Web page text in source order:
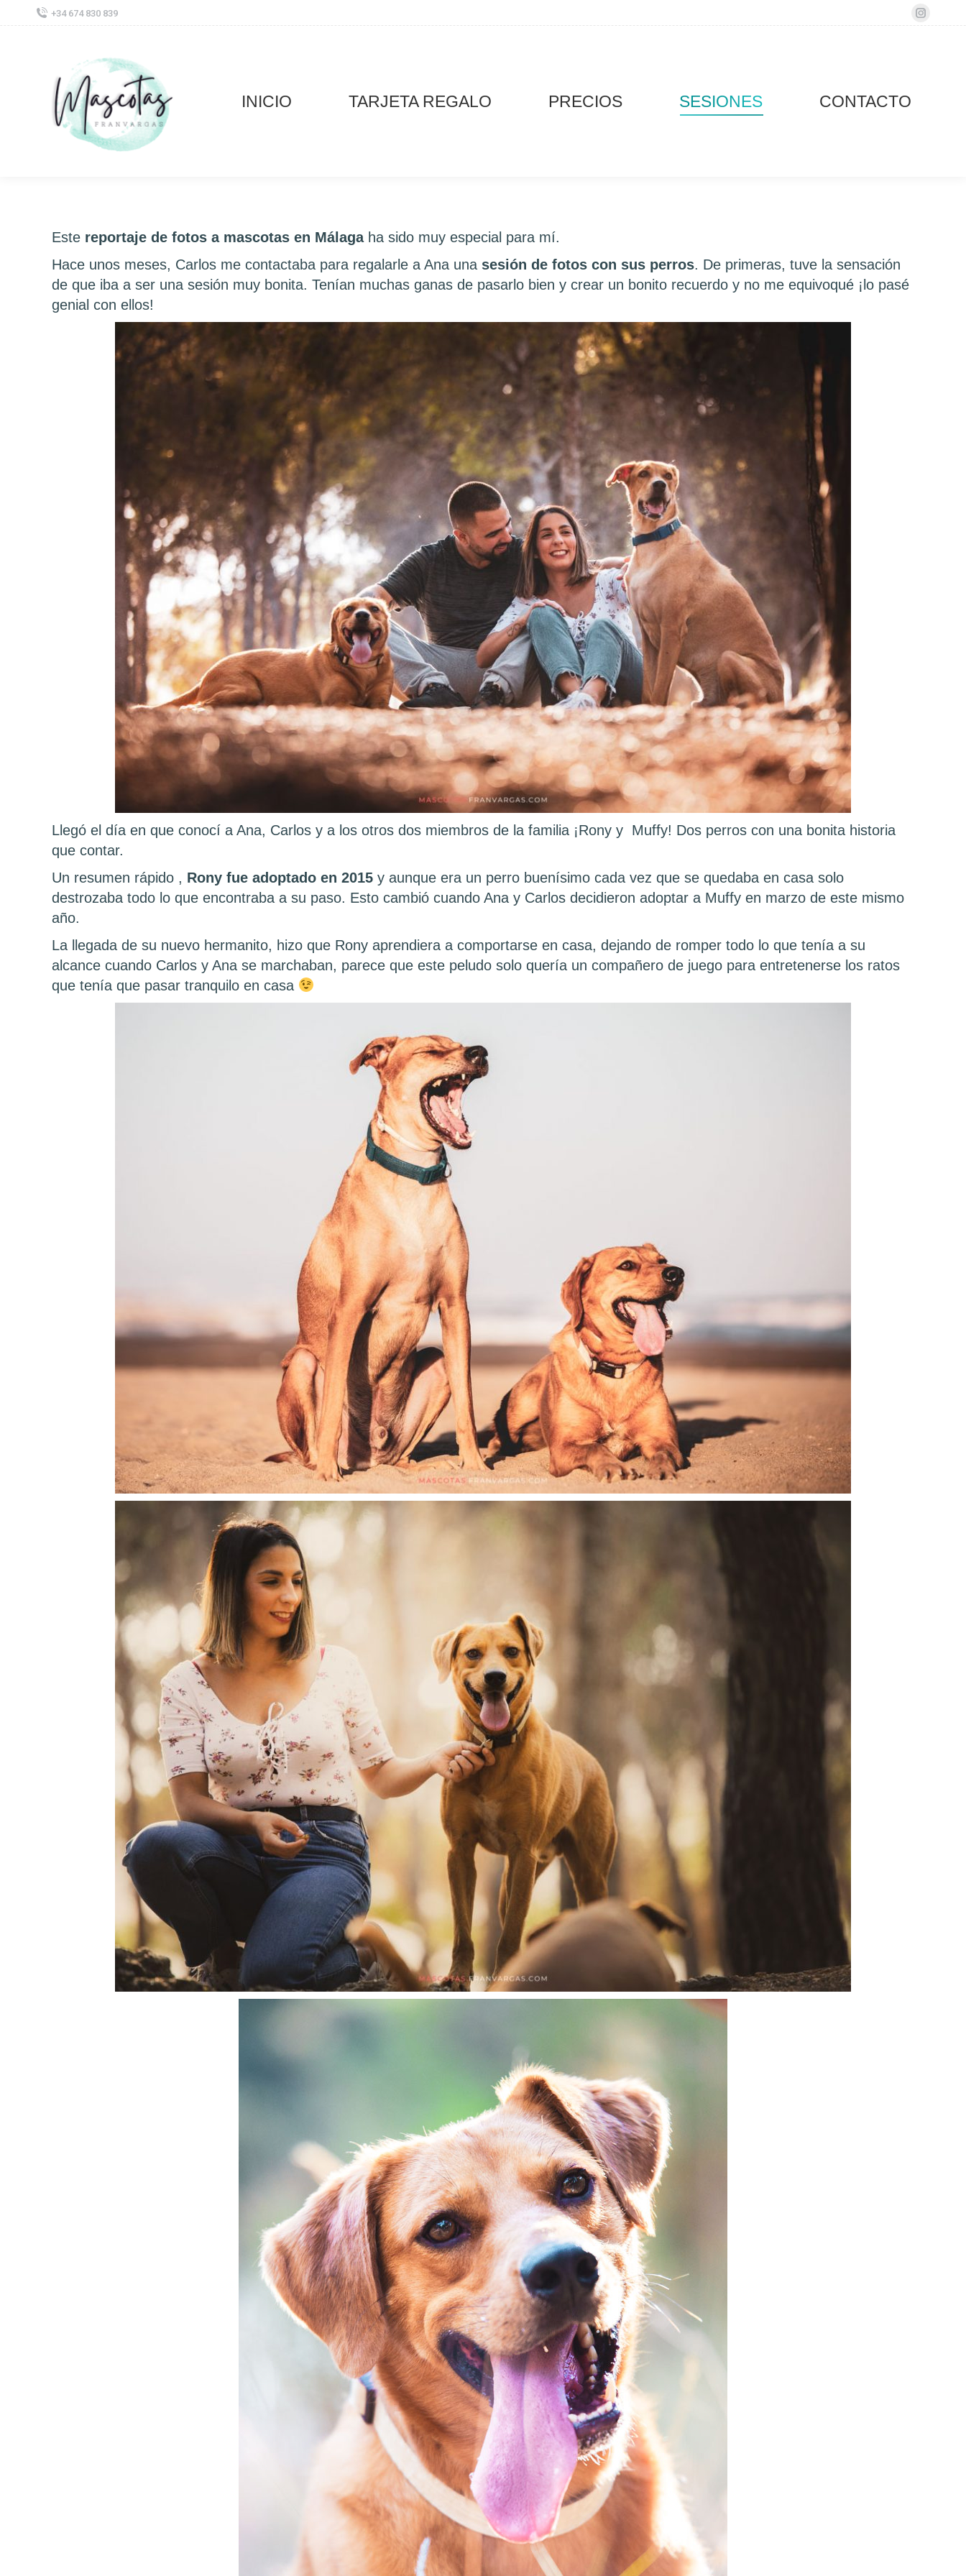
+34 674 830 839
INICIO TARJETA REGALO PRECIOS SESIONES CONTACTO
Este reportaje de fotos a mascotas en Málagaha sido muy especial para mí.
Hace unos meses, Carlos me contactaba para regalarle a Ana una sesión de fotos con sus perros. De primeras, tuve la sensación
de que iba a ser una sesión muy bonita. Tenían muchas ganas de pasarlo bien y crear un bonito recuerdo y no me equivoqué ¡lo pasé
genial con ellos!
Llegó el día en que conocí a Ana, Carlos y a los otros dos miembros de la familia ¡Rony y Muffy! Dos perros con una bonita historia
que contar.
Un resumen rápido , Rony fue adoptado en 2015 y aunque era un perro buenísimo cada vez que se quedaba en casa solo
destrozaba todo lo que encontraba a su paso. Esto cambió cuando Ana y Carlos decidieron adoptar a Muffy en marzo de este mismo
año.
La llegada de su nuevo hermanito, hizo que Rony aprendiera a comportarse en casa, dejando de romper todo lo que tenía a su
alcance cuando Carlos y Ana se marchaban, parece que este peludo solo quería un compañero de juego para entretenerse los ratos
que tenía que pasar tranquilo en casa